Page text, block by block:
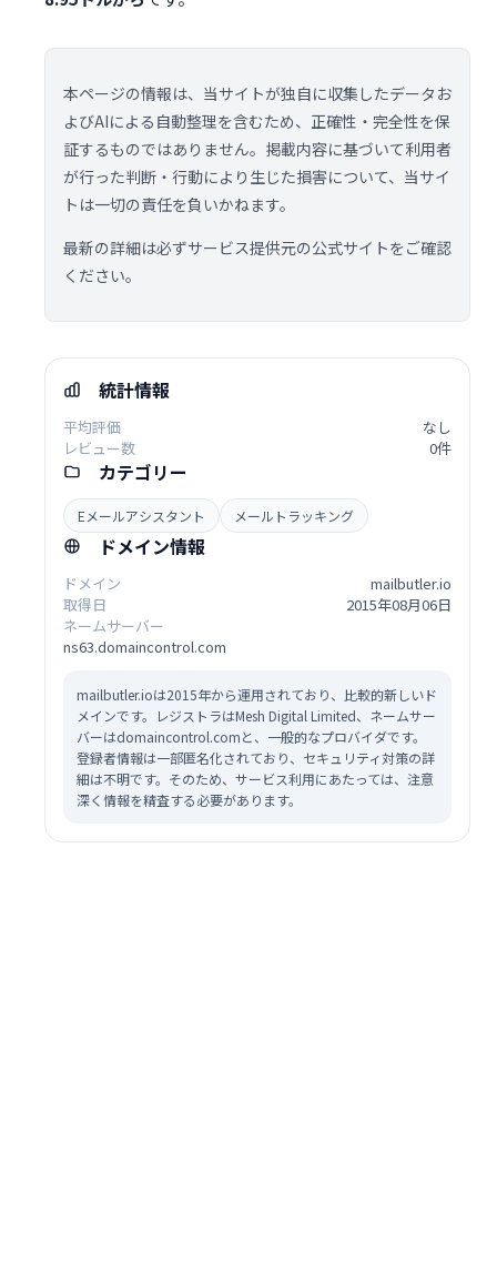
本ページの情報は、当サイトが独自に収集したデータお
よびAIによる自動整理を含むため、正確性・完全性を保
証するものではありません。掲載内容に基づいて利用者
が行った判断・行動により生じた損害について、当サイ
トは一切の責任を負いかねます。
最新の詳細は必ずサービス提供元の公式サイトをご確認
ください。
統計情報
平均評価
なし
レビュー数
0件
カテゴリー
Eメールアシスタント メールトラッキング
ドメイン情報
ドメイン
mailbutler.io
取得日
2015年08月06日
ネームサーバー
ns63.domaincontrol.com
mailbutler.ioは2015年から運用されており、比較的新しいド
メインです。レジストラはMesh Digital Limited、ネームサー
バーはdomaincontrol.comと、一般的なプロバイダです。
登録者情報は一部匿名化されており、セキュリティ対策の詳
細は不明です。そのため、サービス利用にあたっては、注意
深く情報を精査する必要があります。